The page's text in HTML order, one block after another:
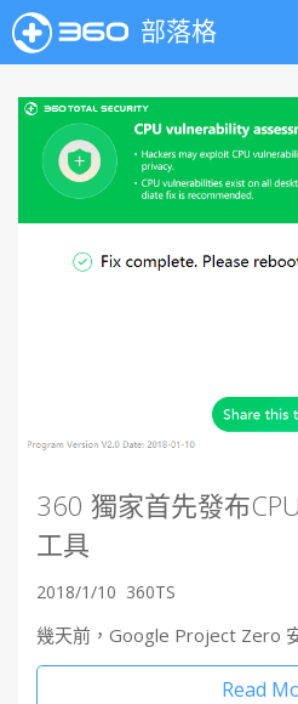
部落格
360 獨家首先發布
工具
2018/1/10 360TS
幾天前，Google Project Zero
Read